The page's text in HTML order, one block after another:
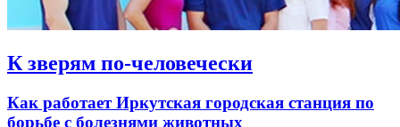
К зверям по-человечески
Как работает Иркутская городская станция по
борьбе с болезнями животных